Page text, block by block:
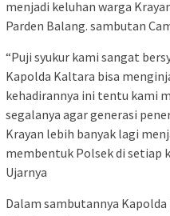
menjadi keluhan warga
Parden Balang. sambutan
“Puji syukur kami sangat
Kapolda Kaltara bisa
kehadirannya ini tentu kami
segalanya agar generasi
Krayan lebih banyak lagi
membentuk Polsek di setiap
Ujarnya
Dalam sambutannya